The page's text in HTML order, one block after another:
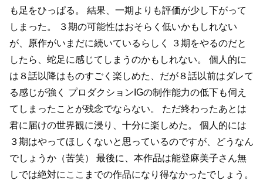
も足をひっぱる。
結果、一期よりも評価が少し下がって
しまった。
３期の可能性はおそらく低いかもしれない
が、原作がいまだに続いているらしく
３期をやるのだと
したら、蛇足に感じてしまうのかもしれない。
個人的に
は８話以降はものすごく楽しめた、だが８話以前はダレて
る感じが強く
プロダクションIGの制作能力の低下も伺え
てしまったことが残念でならない。
ただ終わったあとは
君に届けの世界観に浸り、十分に楽しめた。
個人的には
３期はやってほしくないと思っているのですが、どうなん
でしょうか（苦笑）
最後に、本作品は能登麻美子さん無
しでは絶対にここまでの作品になり得なかったでしょう。